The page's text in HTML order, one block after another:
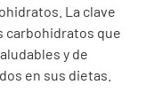
La clave
carbohidratos que
y de
en sus dietas.